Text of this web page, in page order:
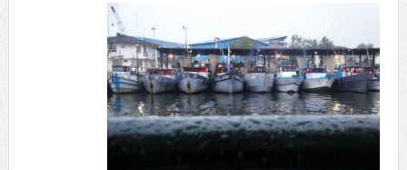
رئیس سازمان راهداری:
مرز چیلات دهلران می‌تواند مکمل مرز بین‌المللی مهران شود